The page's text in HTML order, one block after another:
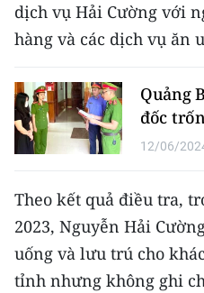
CHƯƠNG TRÌNH OCOP -
MỘT SẢN PHẨM
RADIO
MEDIA CENTER
E-Magazine
Video
Media Chính trị
dịch vụ Hải Cường với
hàng và các dịch vụ ăn
Quảng
đốc
12/06/
Theo kết quả điều tra,
2023, Nguyễn Hải
uống và lưu trú cho
tỉnh nhưng không ghi